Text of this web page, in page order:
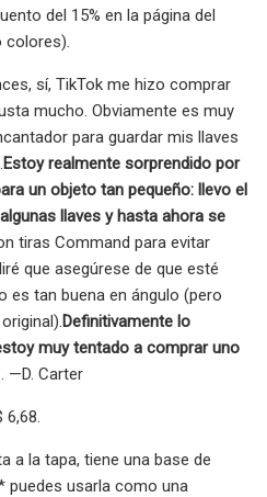
del 15% en la página del
colores).
sí, TikTok me hizo comprar
mucho. Obviamente es muy
para guardar mis llaves
Estoy realmente sorprendido por
un objeto tan pequeño: llevo el
llaves y hasta ahora se
tiras Command para evitar
que asegúrese de que esté
es tan buena en ángulo (pero
Definitivamente lo
muy tentado a comprar uno
—D. Carter
6,68.
a la tapa, tiene una base de
puedes usarla como una